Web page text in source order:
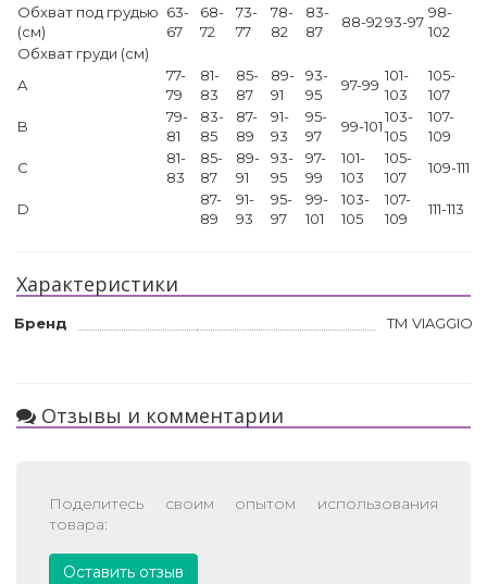
Обхват под грудью
(см)
63-
67
68-
72
73-
77
78-
82
83-
87
88-9293-97
98-
102
Обхват груди (см)
A
77-
79
81-
83
85-
87
89-
91
93-
95
97-99
101-
103
105-
107
B
79-
81
83-
85
87-
89
91-
93
95-
97
99-101
103-
105
107-
109
C
81-
83
85-
87
89-
91
93-
95
97-
99
101-
103
105-
107
109-111
D
87-
89
91-
93
95-
97
99-
101
103-
105
107-
109
111-113
Характеристики
Бренд ТМ VIAGGIO
Отзывы и комментарии
Поделитесь своим опытом использования
товара:
Оставить отзыв